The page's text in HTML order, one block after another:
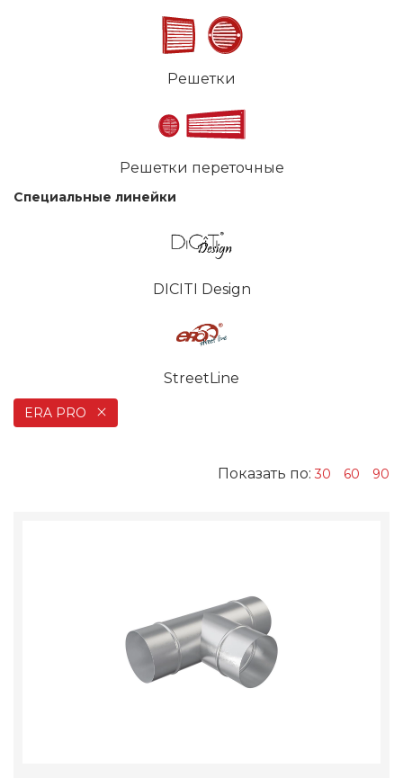
Решетки
Решетки переточные
Специальные линейки
DICITI Design
StreetLine
ERA PRO
Показать по:30 60 90